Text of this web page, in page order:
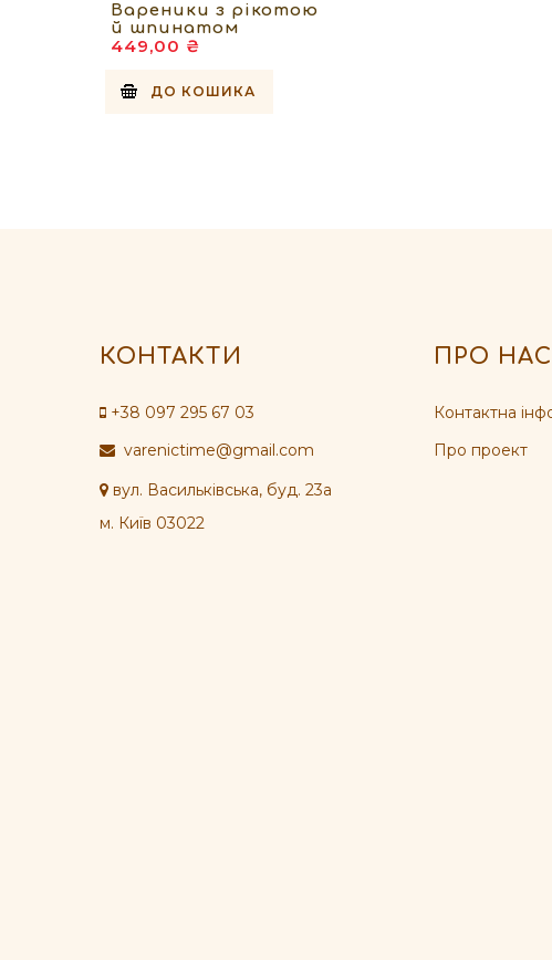
Вареники з рікотою
й шпинатом
449,00 ₴
ДО КОШИКА
КОНТАКТИ
+38 097 295 67 03
varenictime@gmail.com
вул. Васильківська, буд. 23а
м. Київ 03022
ПРО НАС
Контактна
Про проект